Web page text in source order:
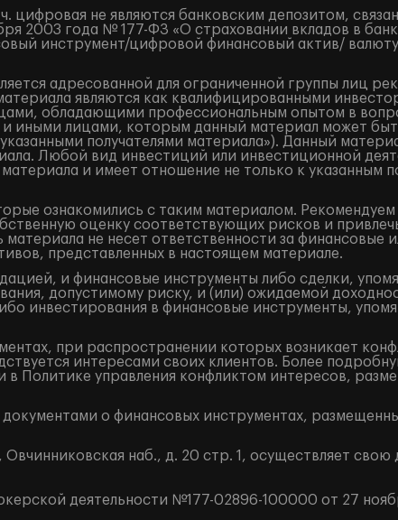
не являются банковским депозитом,
2003 года № 177-ФЗ «О страховании вкладов в
инструмент/цифровой финансовый актив/
адресованной для ограниченной группы лиц
являются как квалифицированными
обладающими профессиональным опытом в
иными лицами, которым данный материал может
получателями материала»). Данный
Любой вид инвестиций или инвестиционной
и имеет отношение не только к указанным
ознакомились с таким материалом. Рекомендуем
оценку соответствующих рисков и
не несет ответственности за финансовые
представленных в настоящем материале.
и финансовые инструменты либо сделки,
допустимому риску, и (или) ожидаемой
инвестирования в финансовые инструменты,
при распространении которых возникает
интересами своих клиентов. Более
Политике управления конфликтом интересов,
о финансовых инструментах,
наб., д. 20 стр. 1, осуществляет свою
деятельности №177-02896-100000 от 27